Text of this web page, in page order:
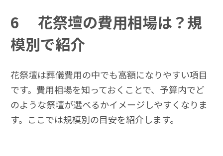
6
花祭壇の費用相場は？規
模別で紹介
花祭壇は葬儀費用の中でも高額になりやすい項目
です。費用相場を知っておくことで、予算内でど
のような祭壇が選べるかイメージしやすくなりま
す。ここでは規模別の目安を紹介します。